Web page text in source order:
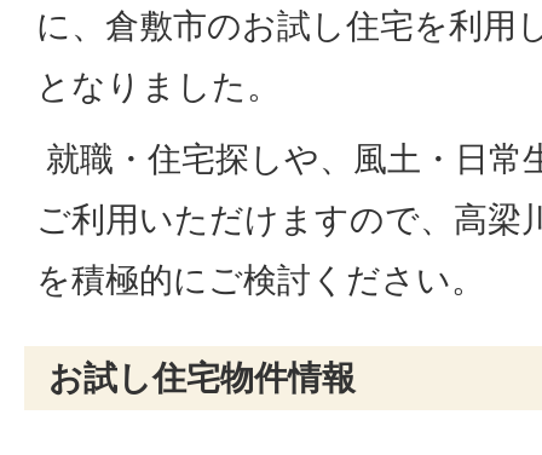
に、倉敷市のお試し住宅を利用
となりました。
就職・住宅探しや、風土・日常
ご利用いただけますので、高梁
を積極的にご検討ください。
お試し住宅物件情報